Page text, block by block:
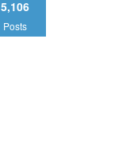
5,106
Posts